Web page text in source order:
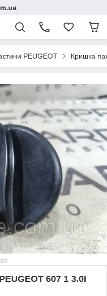
PEUGEOT Кришка
607 1 3.0I